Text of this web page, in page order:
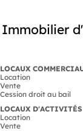
Immobilier
LOCAUX
Location
Vente
Cession droit au bail
LOCAUX
Location
Vente